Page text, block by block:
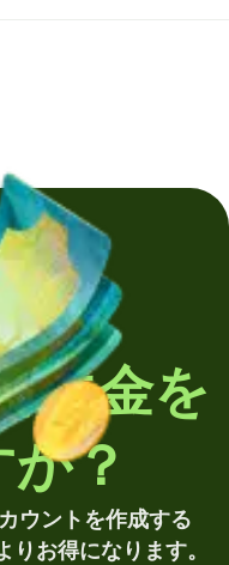
送金を
？
ウントを作成する
お得になります。